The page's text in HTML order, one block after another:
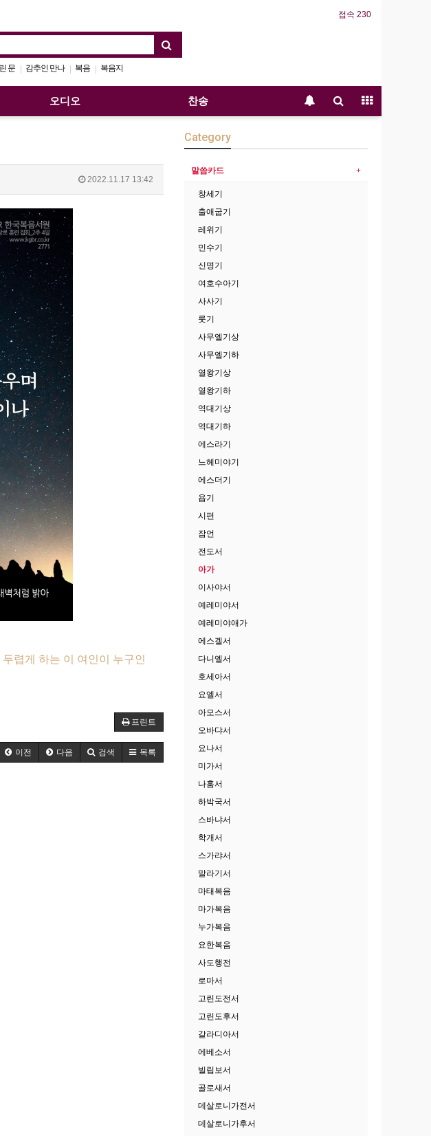
접속 230
문 | 감추인 만나 | 복음 | 복음지
오디오 찬송
2022.11.17 13:42
렵게 하는 이 여인이 누구인
프린트
이전 다음 검색 목록
Category
말씀카드
창세기
출애굽기
레위기
민수기
신명기
여호수아기
사사기
룻기
사무엘기상
사무엘기하
열왕기상
열왕기하
역대기상
역대기하
에스라기
느헤미야기
에스더기
욥기
시편
잠언
전도서
아가
이사야서
예레미야서
예레미야애가
에스겔서
다니엘서
호세아서
요엘서
아모스서
오바댜서
요나서
미가서
나훔서
하박국서
스바냐서
학개서
스가랴서
말라기서
마태복음
마가복음
누가복음
요한복음
사도행전
로마서
고린도전서
고린도후서
갈라디아서
에베소서
빌립보서
골로새서
데살로니가전서
데살로니가후서